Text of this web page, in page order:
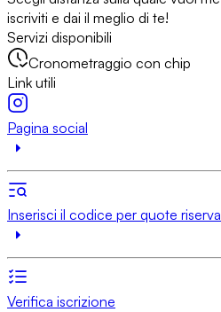
iscriviti e dai il meglio di te!
Servizi disponibili
Cronometraggio con chip
Link utili
Pagina social
Inserisci il codice per quote
Verifica iscrizione